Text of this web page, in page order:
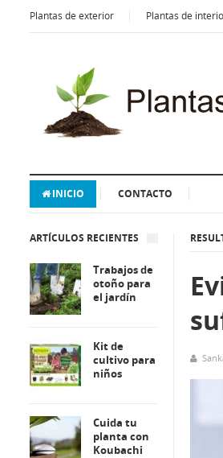
Plantas de exterior Plantas de
INICIO CONTACTO
ARTÍCULOS RECIENTES
Trabajos de
otoño para
el jardín
Kit de
cultivo para
niños
Cuida tu
planta con
Koubachi